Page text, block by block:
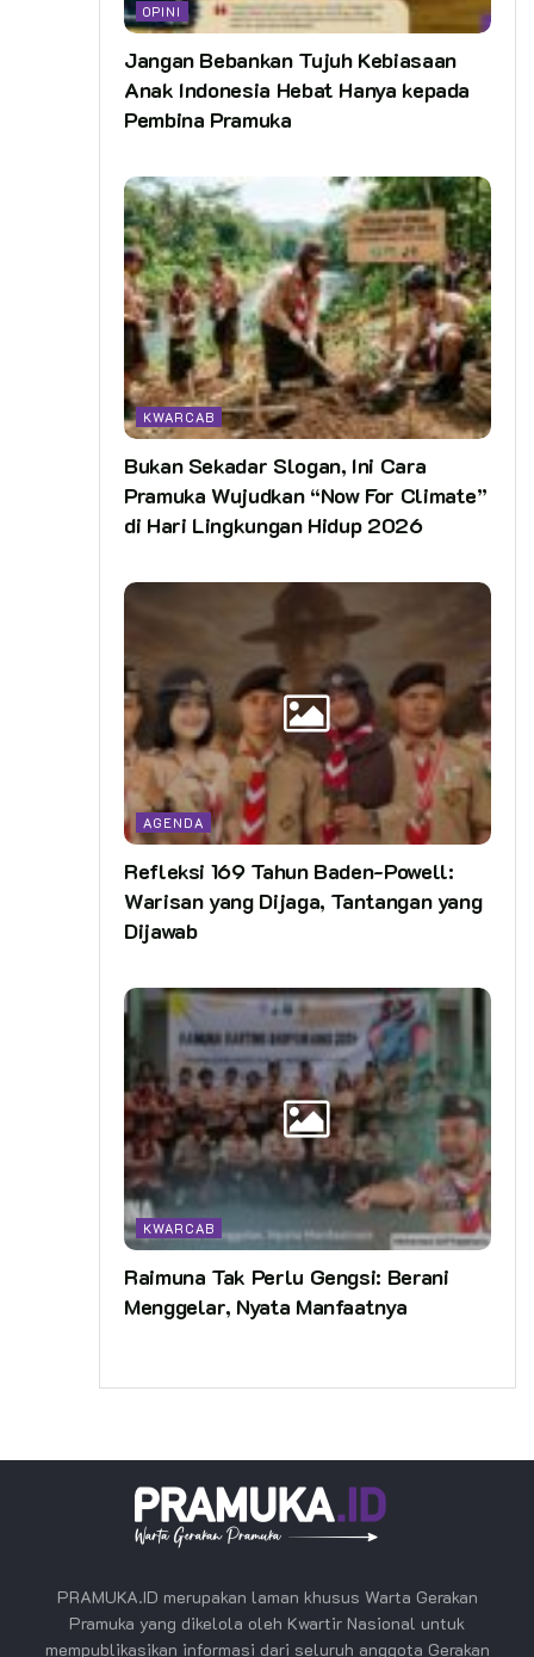
OPINI
Jangan Bebankan Tujuh Kebiasaan
Anak Indonesia Hebat Hanya kepada
Pembina Pramuka
KWARCAB
Bukan Sekadar Slogan, Ini Cara
Pramuka Wujudkan “Now For Climate”
di Hari Lingkungan Hidup 2026
AGENDA
Refleksi 169 Tahun Baden-Powell:
Warisan yang Dijaga, Tantangan yang
Dijawab
KWARCAB
Raimuna Tak Perlu Gengsi: Berani
Menggelar, Nyata Manfaatnya
PRAMUKA.ID merupakan laman khusus Warta Gerakan
Pramuka yang dikelola oleh Kwartir Nasional untuk
mempublikasikan informasi dari seluruh anggota Gerakan